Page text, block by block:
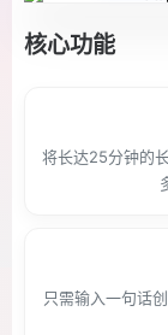
核心功能
将长达25分钟的
只需输入一句话